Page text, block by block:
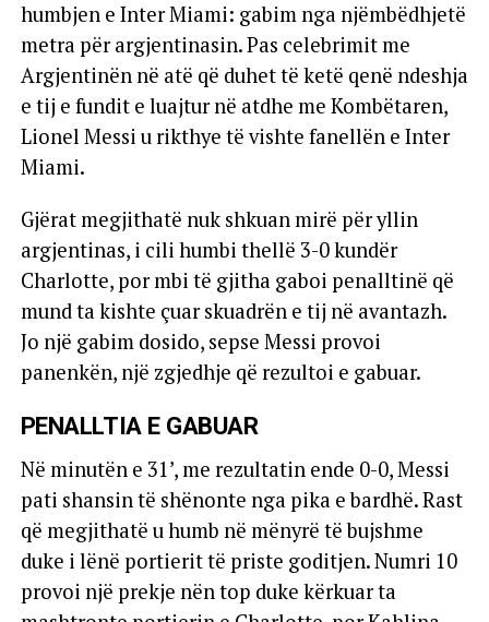
humbjen e Inter Miami: gabim nga njëmbëdhjetë
metra për argjentinasin. Pas celebrimit me
Argjentinën në atë që duhet të ketë qenë ndeshja
e tij e fundit e luajtur në atdhe me Kombëtaren,
Lionel Messi u rikthye të vishte fanellën e Inter
Miami.
Gjërat megjithatë nuk shkuan mirë për yllin
argjentinas, i cili humbi thellë 3-0 kundër
Charlotte, por mbi të gjitha gaboi penalltinë që
mund ta kishte çuar skuadrën e tij në avantazh.
Jo një gabim dosido, sepse Messi provoi
panenkën, një zgjedhje që rezultoi e gabuar.
PENALLTIA E GABUAR
Në minutën e 31’, me rezultatin ende 0-0, Messi
pati shansin të shënonte nga pika e bardhë. Rast
që megjithatë u humb në mënyrë të bujshme
duke i lënë portierit të priste goditjen. Numri 10
provoi një prekje nën top duke kërkuar ta